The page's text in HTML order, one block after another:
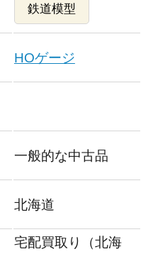
鉄道模型
HOゲージ
一般的な中古品
北海道
宅配買取り（北海